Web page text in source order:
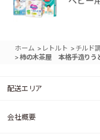
ホーム > レトルト >チルド
>柿の木茶屋 本格手造りう
配送エリア
会社概要